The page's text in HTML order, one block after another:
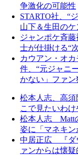
争激化の可能性
STARTO社、“
山下＆生田の
ジャンポケ斉
士が仕掛ける“
カウアン・オ
件、“元ジャニ
かない」ファン
松本人志、高
こで見たいわ
松本人志 Matt
姿に「マネキ
中居正広 『ダ
ァンからは懐